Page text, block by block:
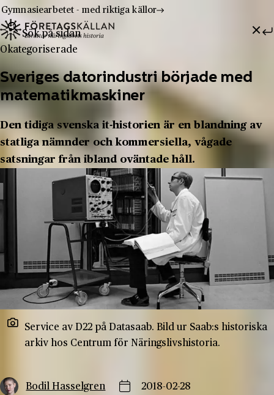
Hoppa till innehåll
Till innehåll
Gymnasiearbetet - med riktiga källor
Sök efter:
Okategoriserade
Sveriges datorindustri började med
matematikmaskiner
Den tidiga svenska it-historien är en blandning av
statliga nämnder och kommersiella, vågade
satsningar från ibland oväntade håll.
Service av D22 på Datasaab. Bild ur Saab:s historiska
arkiv hos Centrum för Näringslivshistoria.
Bodil Hasselgren
2018-02-28